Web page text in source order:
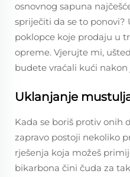
osnovnog sapuna
spriječiti da se to
poklopce koje prodaju u
opreme. Vjerujte mi,
budete vraćali kući
Uklanjanje
Kada se boriš protiv onih
zapravo postoji nekoliko
rješenja koja možeš
bikarbona čini čuda za